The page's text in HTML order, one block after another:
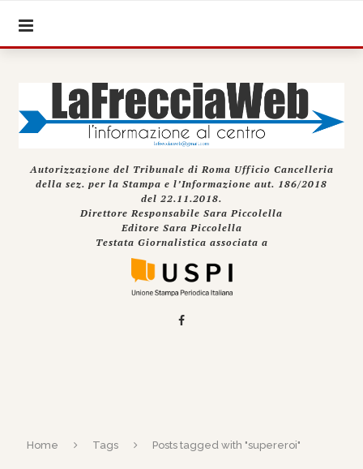
Autorizzazione del Tribunale di Roma Ufficio Cancelleria
della sez. per la Stampa e l’Informazione aut. 186/2018
del 22.11.2018.
Direttore Responsabile Sara Piccolella
Editore Sara Piccolella
Testata Giornalistica associata a
Home Tags Posts tagged with "supereroi"